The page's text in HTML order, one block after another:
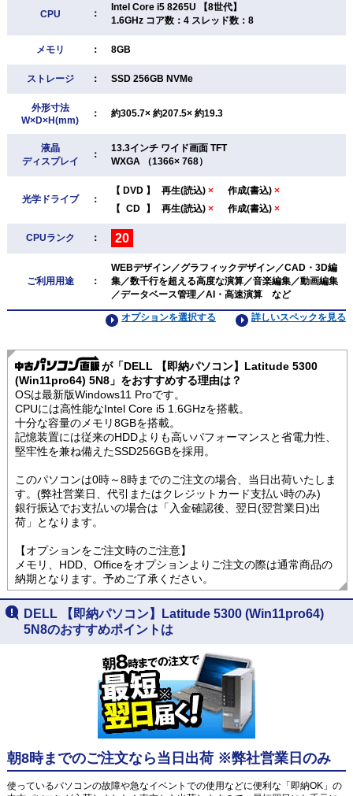
CPU ：
Intel Core i5 8265U 【8世代】
1.6GHz コア数：4 スレッド数：8
メモリ ： 8GB
ストレージ ： SSD 256GB NVMe
外形寸法
W×D×H(mm)
： 約305.7× 約207.5× 約19.3
液晶
ディスプレイ
：
13.3インチ ワイド画面 TFT
WXGA （1366× 768）
光学ドライブ ：
【 DVD 】 再生(読込) × 作成(書込) ×
【 CD 】 再生(読込) × 作成(書込) ×
CPUランク ： 20
ご利用用途 ：
WEBデザイン／グラフィックデザイン／CAD・3D編
集／数千行を超える高度な演算／音楽編集／動画編集
／データベース管理／AI・高速演算 など
詳しいスペックを見る
オプションを選択する
が「DELL 【即納パソコン】Latitude 5300
(Win11pro64) 5N8」をおすすめする理由は？
OSは最新版Windows11 Proです。
CPUには高性能なIntel Core i5 1.6GHzを搭載。
十分な容量のメモリ8GBを搭載。
記憶装置には従来のHDDよりも高いパフォーマンスと省電力性、
堅牢性を兼ね備えたSSD256GBを採用。
このパソコンは0時～8時までのご注文の場合、当日出荷いたしま
す。(弊社営業日、代引またはクレジットカード支払い時のみ)
銀行振込でお支払いの場合は「入金確認後、翌日(翌営業日)出
荷」となります。
【オプションをご注文時のご注意】
メモリ、HDD、Officeをオプションよりご注文の際は通常商品の
納期となります。予めご了承ください。
DELL 【即納パソコン】Latitude 5300 (Win11pro64)
5N8のおすすめポイントは
朝8時までのご注文なら当日出荷 ※弊社営業日のみ
使っているパソコンの故障や急なイベントでの使用などに便利な「即納OK」の